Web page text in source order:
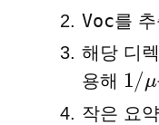
Voc를
해당 디
용해 1/μ
작은 요